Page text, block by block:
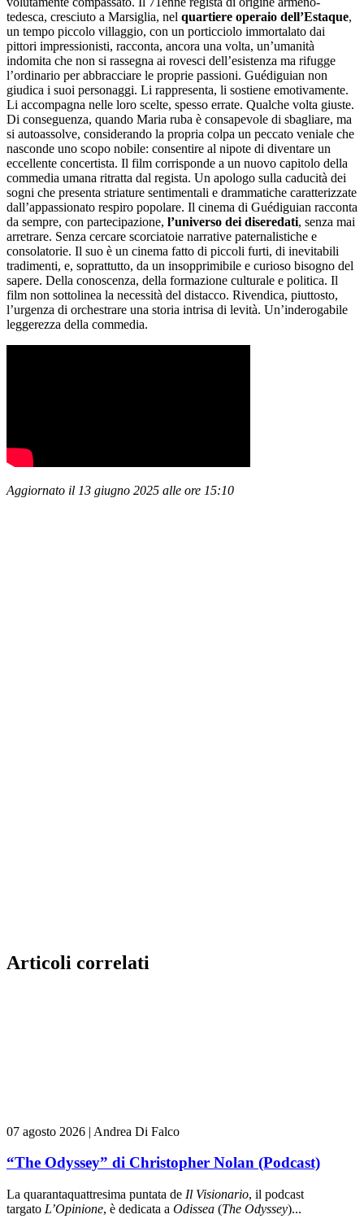
tedesca, cresciuto a Marsiglia, nel quartiere operaio dell’Estaque,
un tempo piccolo villaggio, con un porticciolo immortalato dai
pittori impressionisti, racconta, ancora una volta, un’umanità
indomita che non si rassegna ai rovesci dell’esistenza ma rifugge
l’ordinario per abbracciare le proprie passioni. Guédiguian non
giudica i suoi personaggi. Li rappresenta, li sostiene emotivamente.
Li accompagna nelle loro scelte, spesso errate. Qualche volta giuste.
Di conseguenza, quando Maria ruba è consapevole di sbagliare, ma
si autoassolve, considerando la propria colpa un peccato veniale che
nasconde uno scopo nobile: consentire al nipote di diventare un
eccellente concertista. Il film corrisponde a un nuovo capitolo della
commedia umana ritratta dal regista. Un apologo sulla caducità dei
sogni che presenta striature sentimentali e drammatiche caratterizzate
dall’appassionato respiro popolare. Il cinema di Guédiguian racconta
da sempre, con partecipazione, l’universo dei diseredati, senza mai
arretrare. Senza cercare scorciatoie narrative paternalistiche e
consolatorie. Il suo è un cinema fatto di piccoli furti, di inevitabili
tradimenti, e, soprattutto, da un insopprimibile e curioso bisogno del
sapere. Della conoscenza, della formazione culturale e politica. Il
film non sottolinea la necessità del distacco. Rivendica, piuttosto,
l’urgenza di orchestrare una storia intrisa di levità. Un’inderogabile
leggerezza della commedia.
Aggiornato il 13 giugno 2025 alle ore 15:10
Articoli correlati
07 agosto 2026 | Andrea Di Falco
“The Odyssey” di Christopher Nolan (Podcast)
La quarantaquattresima puntata de Il Visionario, il podcast
targato L’Opinione, è dedicata a Odissea (The Odyssey)...